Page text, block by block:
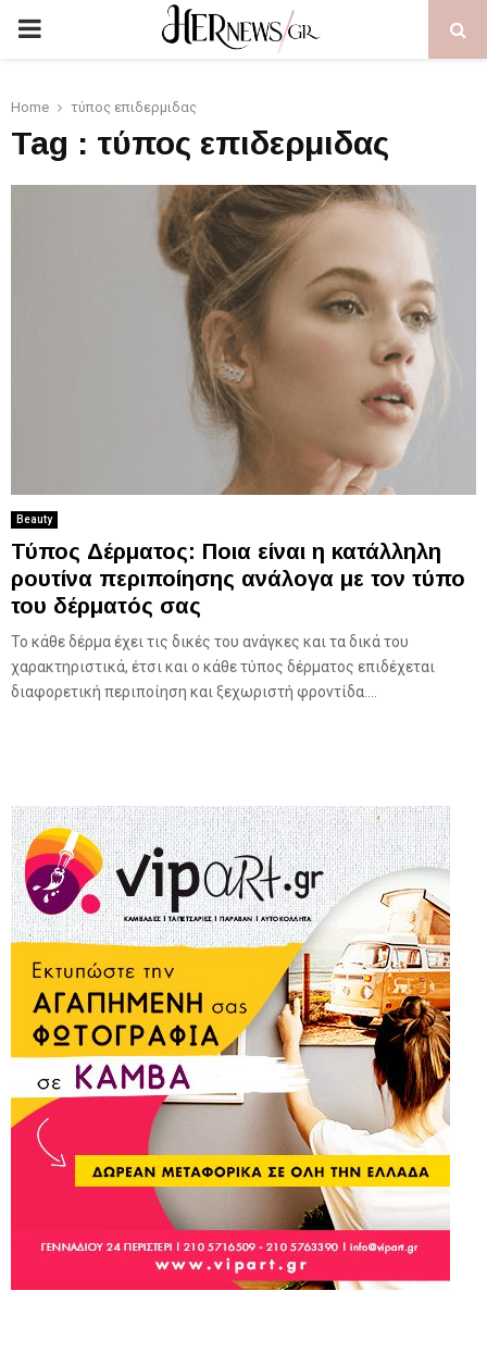
PRIMARY
Home τύπος επιδερμιδας
Tag : τύπος επιδερμιδας
Beauty
Τύπος Δέρματος: Ποια είναι η κατάλληλη
ρουτίνα περιποίησης ανάλογα με τον τύπο
του δέρματός σας
Το κάθε δέρμα έχει τις δικές του ανάγκες και τα δικά του
χαρακτηριστικά, έτσι και ο κάθε τύπος δέρματος επιδέχεται
διαφορετική περιποίηση και ξεχωριστή φροντίδα....